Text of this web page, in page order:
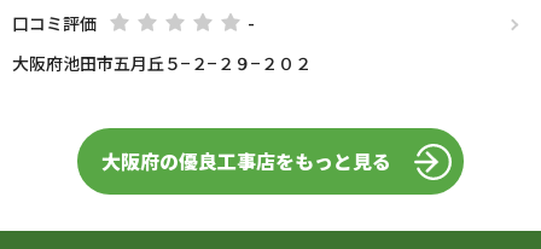
口コミ評価
-
大阪府池田市五月丘５−２−２９−２０２
大阪府の優良工事店をもっと見る